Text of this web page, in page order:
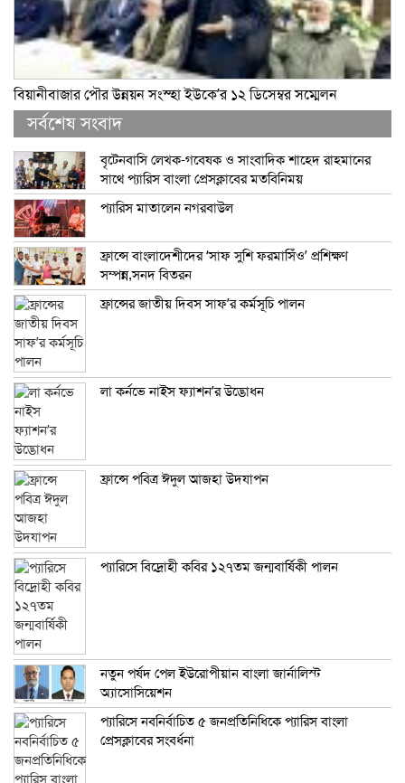
বিয়ানীবাজার পৌর উন্নয়ন সংস্হা ইউকে’র ১২ ডিসেম্বর সম্মেলন
সর্বশেষ সংবাদ
বৃটেনবাসি লেখক-গবেষক ও সাংবাদিক শাহেদ রাহমানের
সাথে প্যারিস বাংলা প্রেসক্লাবের মতবিনিময়
প্যারিস মাতালেন নগরবাউল
ফ্রান্সে বাংলাদেশীদের ‘সাফ সুশি ফরমাসিঁও’ প্রশিক্ষণ
সম্পন্ন,সনদ বিতরন
ফ্রান্সের জাতীয় দিবস সাফ’র কর্মসূচি পালন
লা কর্নভে নাইস ফ্যাশন’র উদ্ভোধন
ফ্রান্সে পবিত্র ঈদুল আজহা উদযাপন
প্যারিসে বিদ্রোহী কবির ১২৭তম জন্মবার্ষিকী পালন
নতুন পর্ষদ পেল ইউরোপীয়ান বাংলা জার্নালিস্ট
অ্যাসোসিয়েশন
প্যারিসে নবনির্বাচিত ৫ জনপ্রতিনিধিকে প্যারিস বাংলা
প্রেসক্লাবের সংবর্ধনা